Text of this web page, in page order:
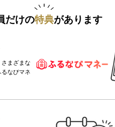
だけの特典があります
まざまな
なびマネ